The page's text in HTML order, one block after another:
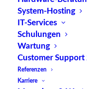
System-Hosting
IT-Services
Schulungen
Wartung
Customer
Referenzen
Karriere
Platz 2 für
Von adidas über
Software-